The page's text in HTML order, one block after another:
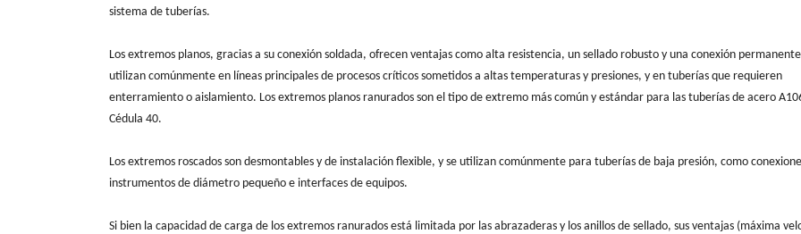
sistema de tuberías.
Los extremos planos, gracias a su conexión soldada, ofrecen ventajas como alta resistencia, un sellado robusto y una conexión
utilizan comúnmente en líneas principales de procesos críticos sometidos a altas temperaturas y presiones, y en tuberías que requieren
enterramiento o aislamiento. Los extremos planos ranurados son el tipo de extremo más común y estándar para las tuberías de acero
Cédula 40.
Los extremos roscados son desmontables y de instalación flexible, y se utilizan comúnmente para tuberías de baja presión, como
instrumentos de diámetro pequeño e interfaces de equipos.
Si bien la capacidad de carga de los extremos ranurados está limitada por las abrazaderas y los anillos de sellado, sus ventajas (máxima